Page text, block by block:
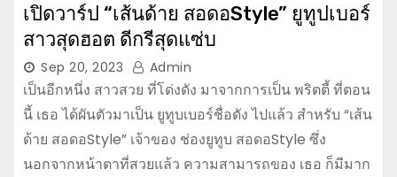
เปิดวาร์ป “เส้นด้าย สอดอStyle” ยูทูปเบอร์
สาวสุดฮอต ดีกรีสุดแซ่บ
Sep 20, 2023 Admin
เป็นอีกหนึ่ง สาวสวย ที่โด่งดัง มาจากการเป็น พริตตี้ ที่ตอน
นี้ เธอ ได้ผันตัวมาเป็น ยูทูบเบอร์ชื่อดัง ไปแล้ว สำหรับ “เส้น
ด้าย สอดอStyle” เจ้าของ ช่องยูทูบ สอดอStyle ซึ่ง
นอกจากหน้าตาที่สวยแล้ว ความสามารถของ เธอ ก็มีมาก